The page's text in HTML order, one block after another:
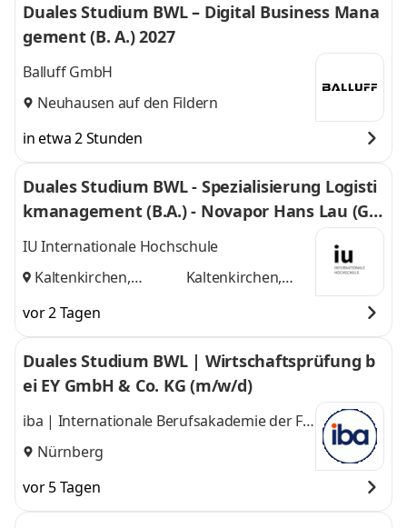
Duales Studium BWL – Digital Business Mana
gement (B. A.) 2027
Balluff GmbH
Neuhausen auf den Fildern
in etwa 2 Stunden
Duales Studium BWL - Spezialisierung Logisti
kmanagement (B.A.) - Novapor Hans Lau (G
mbH & Co) KG
IU Internationale Hochschule
Kaltenkirchen,
Kaltenkirchen,
vor 2 Tagen
Duales Studium BWL | Wirtschaftsprüfung b
ei EY GmbH & Co. KG (m/w/d)
iba | Internationale Berufsakademie der F +
U Unternehmensgruppe gGmbH
Nürnberg
vor 5 Tagen